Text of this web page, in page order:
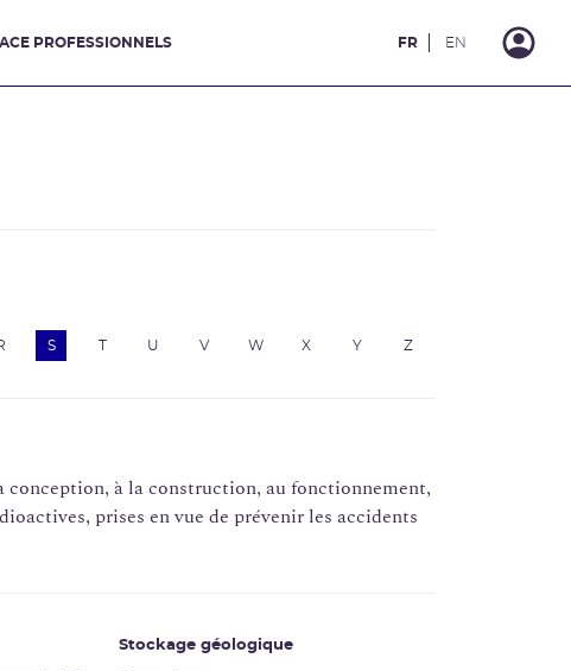
PROFESSIONNELS FR EN
S T U V W X Y Z
conception, à la construction, au fonctionnement,
prises en vue de prévenir les accidents
Stockage géologique